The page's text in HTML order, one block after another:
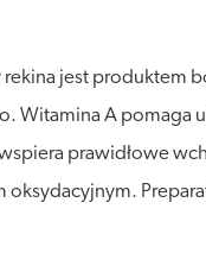
rekina jest produktem
Witamina A pomaga
prawidłowe